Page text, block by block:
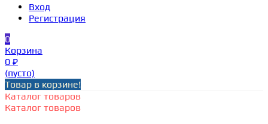
Вход
Регистрация
0
Корзина
0 ₽
(пусто)
Товар в корзине!
Каталог товаров
Каталог товаров